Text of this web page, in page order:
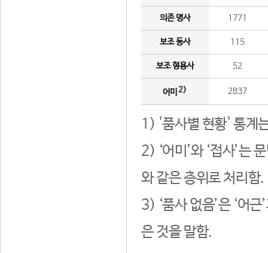
의존 명사 1771
보조 동사 115
보조 형용사 52
어미 2) 2837
1) '품사별 현황' 통계
2) ‘어미’와 ‘접사’는
와 같은 층위로 처리함.
3) ‘품사 없음’은 ‘어
은 것을 말함.